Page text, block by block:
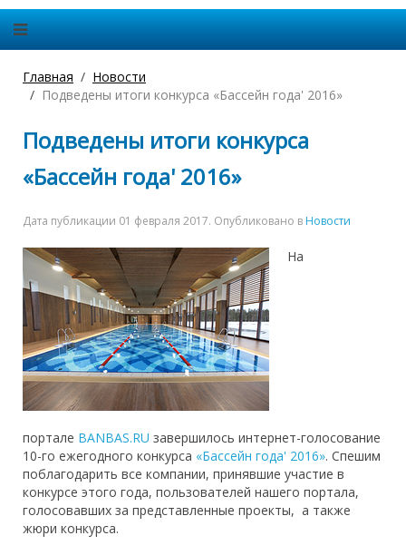
Главная
Новости
Подведены итоги конкурса «Бассейн года' 2016»
Подведены итоги конкурса
«Бассейн года' 2016»
Дата публикации 01 февраля 2017. Опубликовано в Новости
На
портале BANBAS.RU завершилось интернет-голосование
10-го ежегодного конкурса «Бассейн года' 2016». Спешим
поблагодарить все компании, принявшие участие в
конкурсе этого года, пользователей нашего портала,
голосовавших за представленные проекты, а также
жюри конкурса.